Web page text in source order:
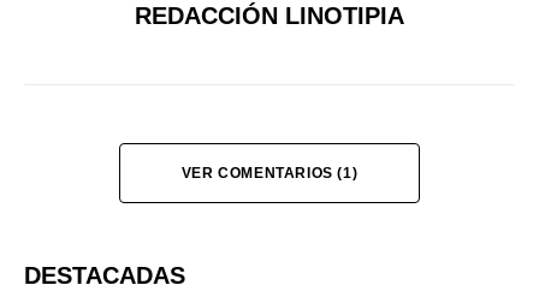
REDACCIÓN LINOTIPIA
VER COMENTARIOS (1)
DESTACADAS